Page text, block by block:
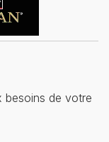
besoins de votre